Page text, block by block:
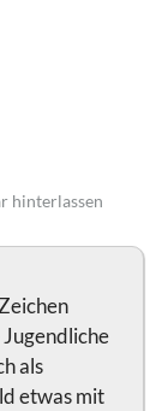
hinterlassen
als
etwas mit